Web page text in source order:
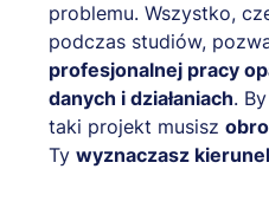
problemu. Wszystko,
podczas studiów,
profesjonalnej pracy
danych i działaniach.
taki projekt musisz
Ty wyznaczasz